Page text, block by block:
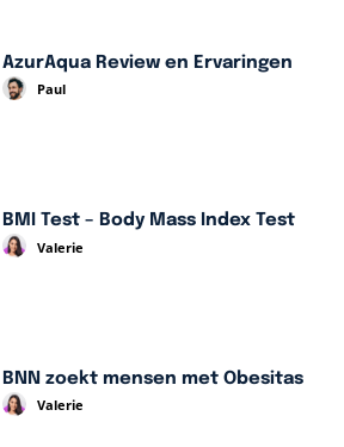
AzurAqua Review en Ervaringen
Paul
BMI Test – Body Mass Index Test
Valerie
BNN zoekt mensen met Obesitas
Valerie